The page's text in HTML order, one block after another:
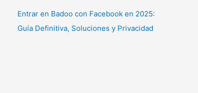
Entrar en Badoo con Facebook en 2025:
Guía Definitiva, Soluciones y Privacidad